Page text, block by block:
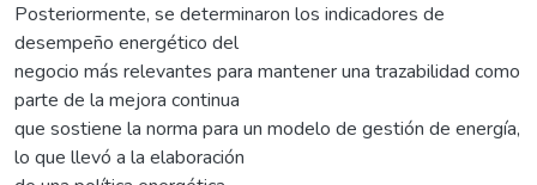
Posteriormente, se determinaron los indicadores de
desempeño energético del
negocio más relevantes para mantener una trazabilidad como
parte de la mejora continua
que sostiene la norma para un modelo de gestión de energía,
lo que llevó a la elaboración